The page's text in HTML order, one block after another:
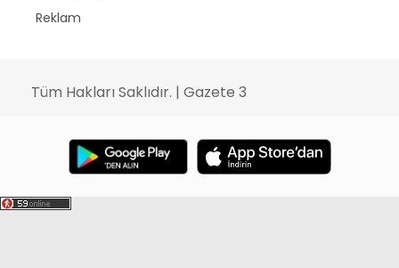
Reklam
Tüm Hakları Saklıdır. | Gazete 3